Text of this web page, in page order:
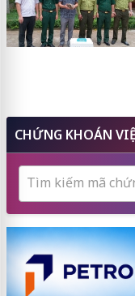
CHỨNG KHOÁN
Tìm kiếm mã